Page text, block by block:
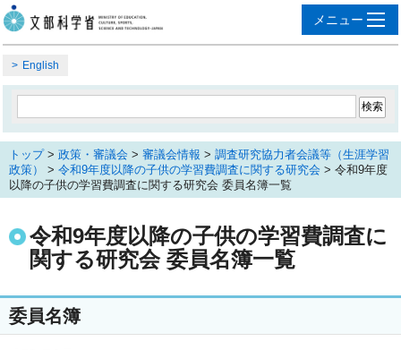
English
トップ> 政策・審議会 > 審議会情報 > 調査研究協力者会議等（生涯学習
政策）
> 令和9年度以降の子供の学習費調査に関する研究会 > 令和9年度
以降の子供の学習費調査に関する研究会 委員名簿一覧
令和9年度以降の子供の学習費調査に
関する研究会 委員名簿一覧
委員名簿